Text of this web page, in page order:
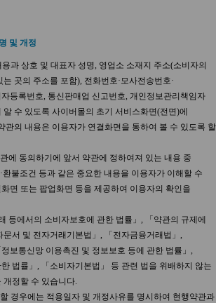
및 개정
과 상호 및 대표자 성명, 영업소 소재지 주소(소비자의
곳의 주소를 포함), 전화번호·모사전송번호·
등록번호, 통신판매업 신고번호, 개인정보관리책임자
알 수 있도록 사이버몰의 초기 서비스화면(전면)에
관의 내용은 이용자가 연결화면을 통하여 볼 수 있도록 할
에 동의하기에 앞서 약관에 정하여져 있는 내용 중
환불조건 등과 같은 중요한 내용을 이용자가 이해할 수
면 또는 팝업화면 등을 제공하여 이용자의 확인을
등에서의 소비자보호에 관한 법률」, 「약관의 규제에
문서 및 전자거래기본법」, 「전자금융거래법」,
정보통신망 이용촉진 및 정보보호 등에 관한 법률」,
한 법률」, 「소비자기본법」 등 관련 법을 위배하지 않는
개정할 수 있습니다.
경우에는 적용일자 및 개정사유를 명시하여 현행약관과